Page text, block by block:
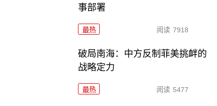
事部署
最热 阅读 7918
破局南海：中方反制菲美挑衅的
战略定力
最热 阅读 5477